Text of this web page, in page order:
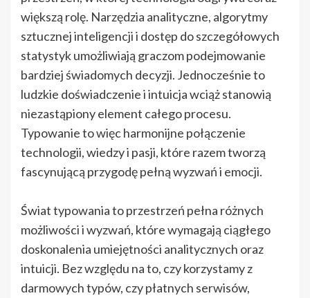
większą rolę. Narzędzia analityczne, algorytmy
sztucznej inteligencji i dostęp do szczegółowych
statystyk umożliwiają graczom podejmowanie
bardziej świadomych decyzji. Jednocześnie to
ludzkie doświadczenie i intuicja wciąż stanowią
niezastąpiony element całego procesu.
Typowanie to więc harmonijne połączenie
technologii, wiedzy i pasji, które razem tworzą
fascynującą przygodę pełną wyzwań i emocji.
Świat typowania to przestrzeń pełna różnych
możliwości i wyzwań, które wymagają ciągłego
doskonalenia umiejętności analitycznych oraz
intuicji. Bez względu na to, czy korzystamy z
darmowych typów, czy płatnych serwisów,